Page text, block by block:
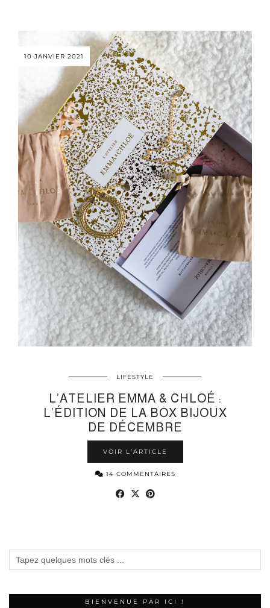
10 JANVIER 2021
LIFESTYLE
L’ATELIER EMMA & CHLOÉ :
L’ÉDITION DE LA BOX BIJOUX
DE DÉCEMBRE
VOIR L’ARTICLE
14 COMMENTAIRES
BIENVENUE PAR ICI !